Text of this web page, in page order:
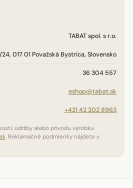
TABAT spol. s r.o.
017 01 Považská Bystrica, Slovensko
36 304 557
eshop@tabat.sk
+421 42 202 8963
údržby alebo pôvodu výrobku
. Reklamačné podmienky nájdete v